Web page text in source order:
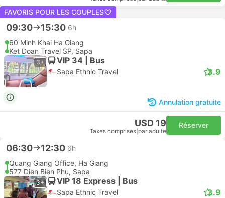
FAVORIS POUR LES COUPLES
09:30 15:30 6h
60 Minh Khai Ha Giang
Ket Doan Travel SP, Sapa
3+ VIP 34 | Bus
Sapa Ethnic Travel 3.9
Annulation gratuite
USD 19
Taxes comprises par adulte
Réserver
06:30 12:30 6h
Quang Giang Office, Ha Giang
577 Dien Bien Phu, Sapa
3+ VIP 18 Express | Bus
Sapa Ethnic Travel 3.9